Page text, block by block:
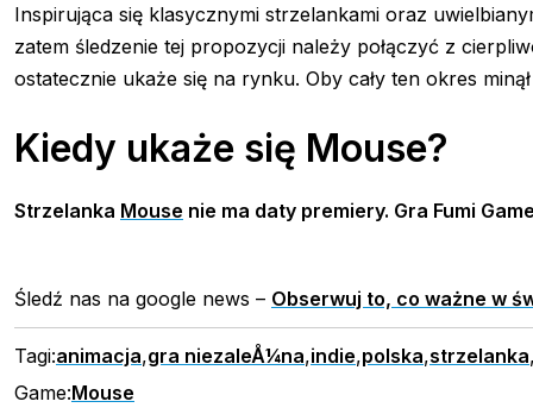
Inspirująca się klasycznymi strzelankami oraz
zatem śledzenie tej propozycji należy połączyć z
ostatecznie ukaże się na rynku. Oby cały ten okres
Kiedy ukaże się Mouse?
Strzelanka Mouse nie ma daty premiery. Gra Fumi
Śledź nas na google news – Obserwuj to, co ważne w
Tagi:animacja,gra niezaleÅ¼na,indie,polska,strzelanka
Game:Mouse